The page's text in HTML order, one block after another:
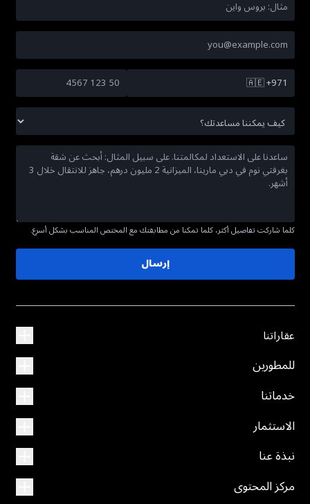
🇦🇪+971
كلما شاركت تفاصيل أكثر، كلما تمكنا من مطابقتك مع المختص المناسب بشكل أسرع.
إرسال
عقاراتنا
للمطورين
خدماتنا
الاستثمار
نبذة عنا
مركز المحتوى